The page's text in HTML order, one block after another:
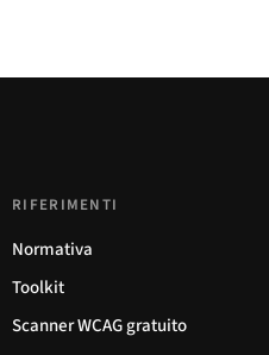
RIFERIMENTI
Normativa
Toolkit
Scanner WCAG gratuito